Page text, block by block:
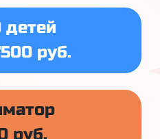
детей
руб.
руб.